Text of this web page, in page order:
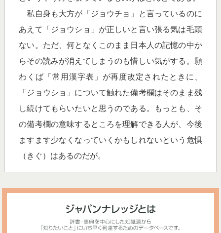
私自身も大方が「ジョウチョ」と言っているのに
あえて「ジョウショ」が正しいと言い張る気は毛頭
ない。ただ、何となくこのまま日本人の記憶の中か
らその読みが消えてしまうのも惜しい気がする。願
わくば「常用漢字表」が再度改定されたときに、
「ジョウショ」について触れた備考欄はそのまま残
し続けてもらいたいと思うのである。もっとも、そ
の備考欄の意味するところを理解できる人が、今後
ますます少なくなっていくかもしれないという危惧
（きぐ）はあるのだが。